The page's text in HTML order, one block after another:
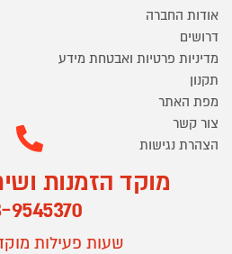
אודות החברה
דרושים
מדיניות פרטיות ואבטחת מידע
תקנון
מפת האתר
צור קשר
הצהרת נגישות
מוקד הזמנות
9545370
שעות פעילות